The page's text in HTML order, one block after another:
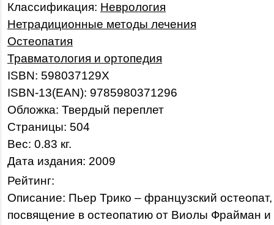
Классификация: Неврология
Нетрадиционные методы лечения
Остеопатия
Травматология и ортопедия
ISBN: 598037129X
ISBN-13(EAN): 9785980371296
Обложка: Твердый переплет
Страницы: 504
Вес: 0.83 кг.
Дата издания: 2009
Рейтинг:
Описание: Пьер Трико – французский
посвящение в остеопатию от Виолы Фрайман